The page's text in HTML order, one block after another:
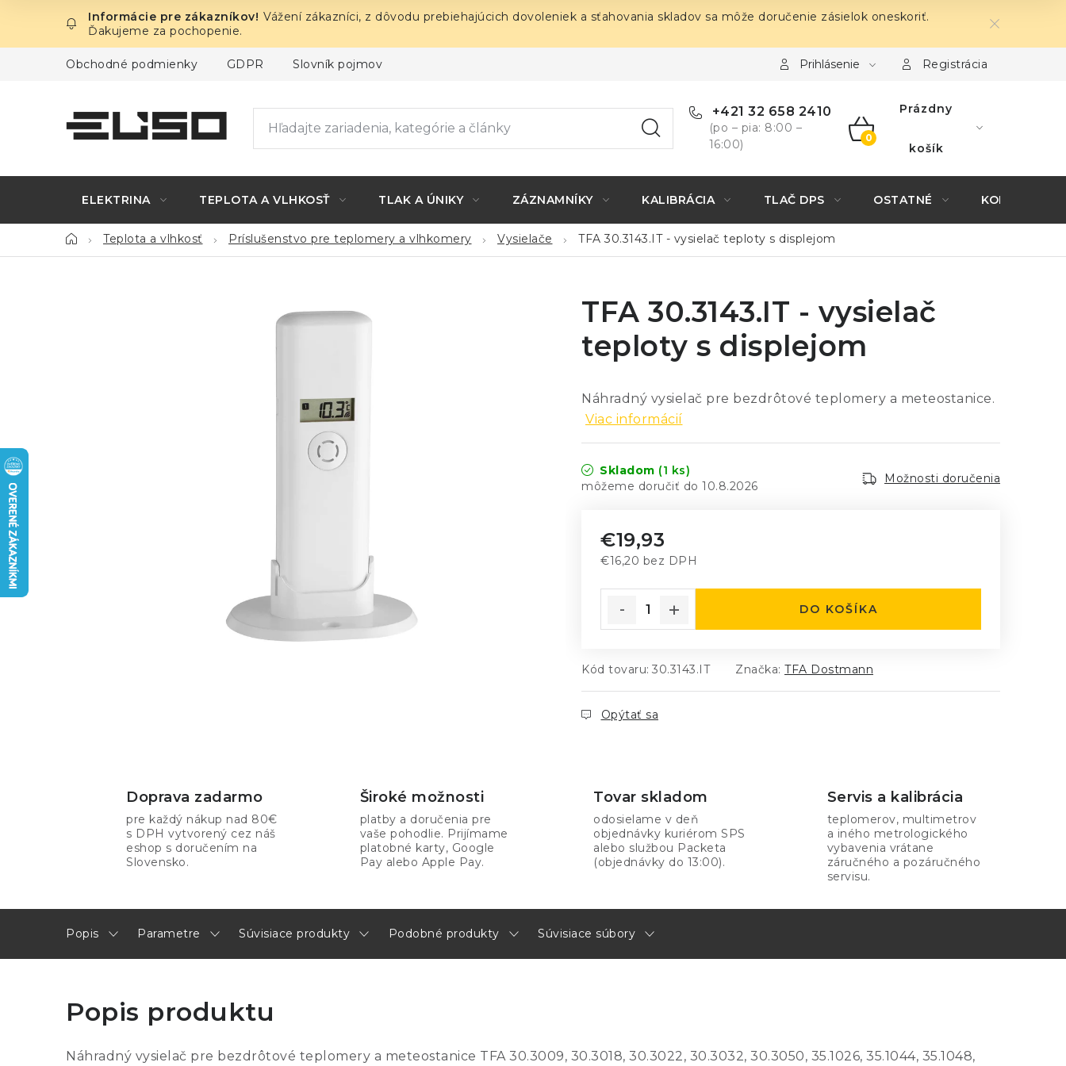
obsah
Vážení zákazníci, z dôvodu prebiehajúcich dovoleniek a sťahovania skladov sa môže doručenie zásielok oneskoriť.
Ďakujeme za pochopenie.
Obchodné podmienky GDPR Slovník pojmov Prihlásenie Registrácia
+421 32 658 2410
(po – pia: 8:00 –
16:00)
NÁKUPNÝ
Prázdny
košík
ELEKTRINA TEPLOTA A VLHKOSŤ TLAK A ÚNIKY ZÁZNAMNÍKY KALIBRÁCIA TLAČ DPS OSTATNÉ KONTAKTY
DomovTeplota a vlhkosť Príslušenstvo pre teplomery a vlhkomery Vysielače TFA 30.3143.IT - vysielač teploty s displejom
TFA 30.3143.IT - vysielač
teploty s displejom
Náhradný vysielač pre bezdrôtové teplomery a meteostanice.
Viac informácií
Skladom (1 ks)
10.8.2026
Možnosti doručenia
€19,93
€16,20 bez DPH
DO KOŠÍKA
Kód tovaru: 30.3143.IT Značka: TFA Dostmann
Opýtať sa
Doprava zadarmo
pre každý nákup nad 80€
s DPH vytvorený cez náš
eshop s doručením na
Slovensko.
Široké možnosti
platby a doručenia pre
vaše pohodlie. Prijímame
platobné karty, Google
Pay alebo Apple Pay.
Tovar skladom
odosielame v deň
objednávky kuriérom SPS
alebo službou Packeta
(objednávky do 13:00).
Servis a kalibrácia
teplomerov, multimetrov
a iného metrologického
vybavenia vrátane
záručného a pozáručného
servisu.
Popis Parametre Súvisiace produkty Podobné produkty Súvisiace súbory
Popis produktu
Náhradný vysielač pre bezdrôtové teplomery a meteostanice TFA 30.3009, 30.3018, 30.3022, 30.3032, 30.3050, 35.1026, 35.1044, 35.1048,